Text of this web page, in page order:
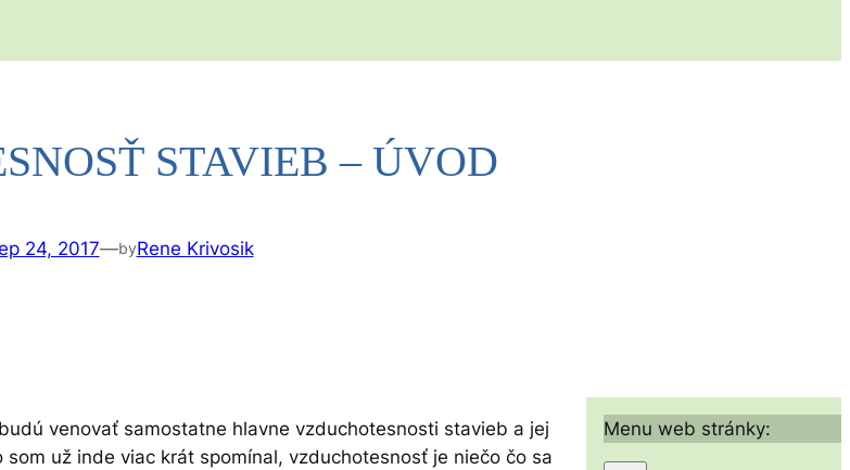
STAVIEB – ÚVOD
24, 2017—byRene Krivosik
venovať samostatne hlavne vzduchotesnosti stavieb a jej
som už inde viac krát spomínal, vzduchotesnosť je niečo čo sa
Menu web stránky: